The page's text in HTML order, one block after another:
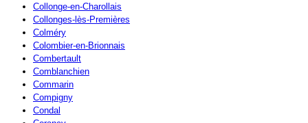
Collonge-en-Charollais
Collonges-lès-Premières
Colméry
Colombier-en-Brionnais
Combertault
Comblanchien
Commarin
Compigny
Condal